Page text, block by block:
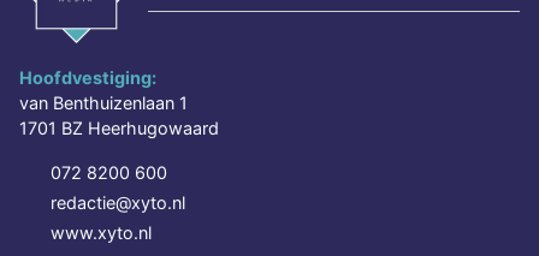
Hoofdvestiging:
van Benthuizenlaan 1
1701 BZ Heerhugowaard
072 8200 600
redactie@xyto.nl
www.xyto.nl